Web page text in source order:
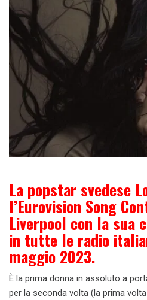
La popstar svedese
l’Eurovision Song
Liverpool con la sua
in tutte le radio
maggio 2023.
È la prima donna in assoluto a
per la seconda volta (la prima